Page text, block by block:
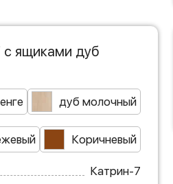
с ящиками дуб
дуб молочный
Коричневый
Катрин-7